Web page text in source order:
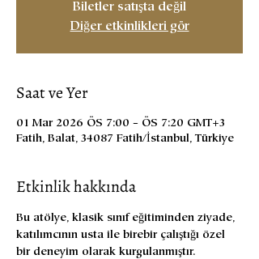
Biletler satışta değil
Diğer etkinlikleri gör
Saat ve Yer
01 Mar 2026 ÖS 7:00 – ÖS 7:20 GMT+3
Fatih, Balat, 34087 Fatih/İstanbul, Türkiye
Etkinlik hakkında
Bu atölye, klasik sınıf eğitiminden ziyade,
katılımcının usta ile birebir çalıştığı özel
bir deneyim olarak kurgulanmıştır.